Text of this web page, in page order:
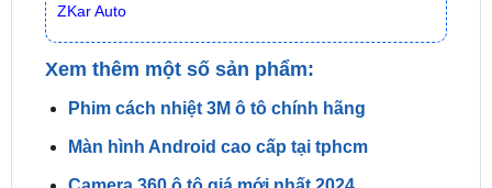
Xem thêm một số sản phẩm: